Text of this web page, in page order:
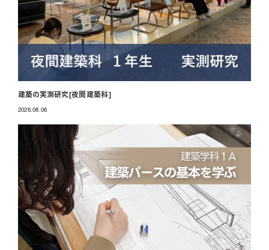
建築の実測研究[夜間建築科]
2026.08.06